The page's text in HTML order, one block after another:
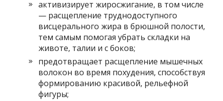
активизирует жиросжигание, в том числе
— расщепление труднодоступного
висцерального жира в брюшной полости,
тем самым помогая убрать складки на
животе, талии и с боков;
предотвращает расщепление мышечных
волокон во время похудения, способствуя
формированию красивой, рельефной
фигуры;